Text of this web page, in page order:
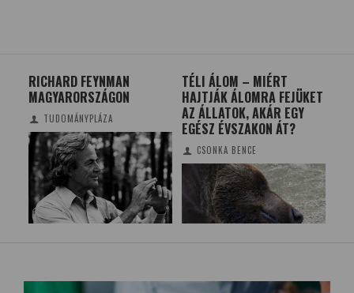
RICHARD FEYNMAN
MAGYARORSZÁGON
TUDOMÁNYPLÁZA
TÉLI ÁLOM – MIÉRT
HAJTJÁK ÁLOMRA FEJÜKET
AZ ÁLLATOK, AKÁR EGY
EGÉSZ ÉVSZAKON ÁT?
CSONKA BENCE